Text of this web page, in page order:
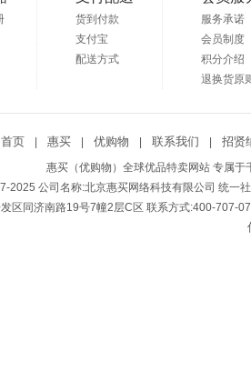
货到付款
支付宝
配送方式
服务承诺
会员制度
积分介绍
退换货原
首页 | 惠买 | 优购物 | 联系我们 | 招贤
惠买（优购物）全球优品特卖网站 专属
2025 公司名称:北京惠买网络科技有限公司 统一
区同济南路19号7幢2层C区 联系方式:400-707-